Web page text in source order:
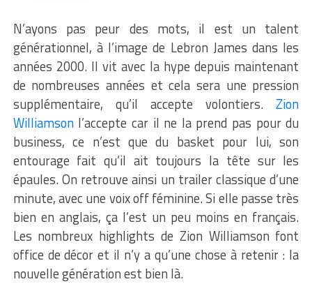
N’ayons pas peur des mots, il est un talent
générationnel, à l’image de Lebron James dans les
années 2000. Il vit avec la hype depuis maintenant
de nombreuses années et cela sera une pression
supplémentaire, qu’il accepte volontiers.Zion
Williamsonl’accepte car il ne la prend pas pour du
business, ce n’est que du basket pour lui, son
entourage fait qu’il ait toujours la tête sur les
épaules. On retrouve ainsi un trailer classique d’une
minute, avec une voix off féminine. Si elle passe très
bien en anglais, ça l’est un peu moins en français.
Les nombreux highlights de Zion Williamson font
office de décor et il n’y a qu’une chose à retenir : la
nouvelle génération est bien là.